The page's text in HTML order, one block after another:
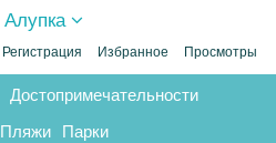
Алупка
Регистрация Избранное Просмотры
Достопримечательности
Пляжи Парки